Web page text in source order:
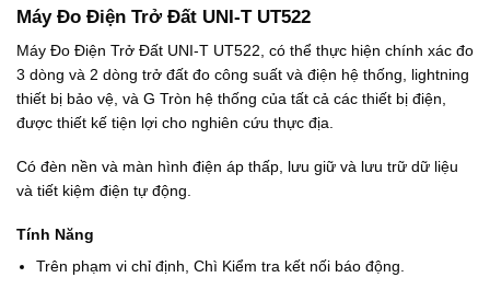
9
9
.
0
0
₫
.
l
à
:
6
9
.
0
0
Máy Đo Điện Trở Đất UNI-T UT522
Máy Đo Điện Trở Đất UNI-T UT522, có thể thực hiện chính xác đo
3 dòng và 2 dòng trở đất đo công suất và điện hệ thống, lightning
thiết bị bảo vệ, và G Tròn hệ thống của tất cả các thiết bị điện,
được thiết kế tiện lợi cho nghiên cứu thực địa.
Có đèn nền và màn hình điện áp thấp, lưu giữ và lưu trữ dữ liệu
và tiết kiệm điện tự động.
Tính Năng
Trên phạm vi chỉ định, Chì Kiểm tra kết nối báo động.